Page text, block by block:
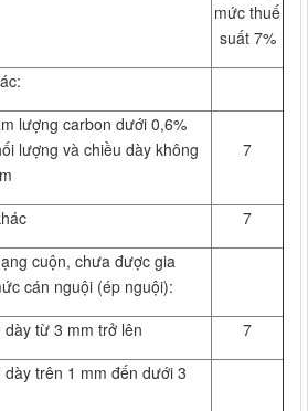
mức thuế
suất 7%
lượng carbon dưới 0,6%
lượng và chiều dày không
7
7
cuộn, chưa được gia
cán nguội (ép nguội):
dày từ 3 mm trở lên 7
dày trên 1 mm đến dưới 3